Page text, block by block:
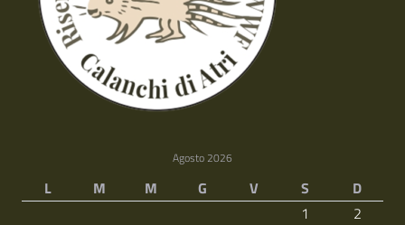
Agosto 2026
L M M G V S
D
1
2